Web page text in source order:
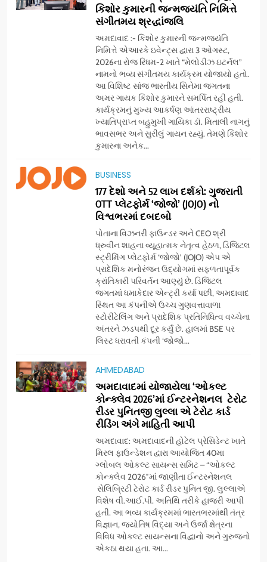
કિશોર કુમારની જન્મજયંતિ નિમિત્તે
સંગીતમય શ્રદ્ધાંજલિ
અમદાવાદ :- કિશોર કુમારની જન્મજયંતિ
નિમિત્તે એઆરકે ઇવેન્ટ્સ દ્વારા 3 ઓગસ્ટ,
2026ના રોજ રિધમ-2 ખાતે “મેલોડીઝ ઇટર્નલ”
નામનો ભવ્ય સંગીતમય કાર્યક્રમ યોજાયો હતો.
આ વિશિષ્ટ સાંજ ભારતીય સિનેમા જગતના
અમર ગાયક કિશોર કુમારને સમર્પિત રહી હતી.
કાર્યક્રમનું મુખ્ય આકર્ષણ આંતરરાષ્ટ્રીય
ખ્યાતિપ્રાપ્ત બહુમુખી ગાયિકા ડૉ. મિતાલી નાગનું
ભાવસભર અને સુરીલું ગાયન રહ્યું. તેમણે કિશોર
કુમારના અનેક...
BUSINESS
177 દેશો અને 52 લાખ દર્શકો: ગુજરાતી
OTT પ્લેટફોર્મ ‘જોજો’ (JOJO) નો
વિશ્વભરમાં દબદબો
પોતાના વિઝનરી ફાઉન્ડર અને CEO શ્રી
ધ્રુવીન શાહના વ્યૂહાત્મક નેતૃત્વ હેઠળ, ડિજિટલ
સ્ટ્રીમિંગ પ્લેટફોર્મ ‘જોજો’ (JOJO) એપ એ
પ્રાદેશિક મનોરંજન ઉદ્યોગમાં સફળતાપૂર્વક
ક્રાંતિકારી પરિવર્તન આણ્યું છે. ડિજિટલ
જગતમાં ધમાકેદાર એન્ટ્રી કર્યા પછી, અમદાવાદ
સ્થિત આ કંપનીએ ઉચ્ચ ગુણવત્તાવાળા
સ્ટોરીટેલિંગ અને પ્રાદેશિક પ્રતિનિધિત્વ વચ્ચેના
અંતરને ઝડપથી દૂર કર્યું છે. હાલમાં BSE પર
લિસ્ટ ધરાવતી કંપની ‘જોજો...
AHMEDABAD
અમદાવાદમાં યોજાયેલા ‘ઓકલ્ટ
કોન્ક્લેવ 2026’માં ઈન્ટરનેશનલ ટેરોટ
રીડર પુનિતજી લુલ્લા એ ટેરોટ કાર્ડ
રીડિંગ અંગે માહિતી આપી
અમદાવાદ: અમદાવાદની હોટેલ પ્રેસિડેન્ટ ખાતે
મિરલ ફાઉન્ડેશન દ્વારા આયોજિત 40મા
ગ્લોબલ ઓકલ્ટ સાયન્સ સમિટ – “ઓકલ્ટ
કોન્ક્લેવ 2026″માં જાણીતા ઈન્ટરનેશનલ
સેલિબ્રિટી ટેરોટ કાર્ડ રીડર પુનિત જી. લુલ્લાએ
વિશેષ વી.આઈ.પી. અતિથિ તરીકે હાજરી આપી
હતી. આ ભવ્ય કાર્યક્રમમાં ભારતભરમાંથી તંત્ર
વિજ્ઞાન, જ્યોતિષ વિદ્યા અને ઉર્જા ક્ષેત્રના
વિવિધ ઓકલ્ટ સાયન્સના વિદ્વાનો અને ગુરુજનો
એકઠા થયા હતા. આ...
સેમસંગ વિશ્વ યુવા કૌશલ્ય
દિવસની ઉજવણી કરે છે, સેમસંગ
દોસ્ત કૌશલ્ય વિકાસ કાર્યક્રમના
30 ટોચના પ્રતિભાશાળી
વિદ્યાર્થીઓનું સન્માન કરે છે
BUSINESS CSR
આયુદા ઓર્ગેનિક્સ દ્વારા
ગુજરાતના 5 શહેરોમાં રિટેલ સ્ટોર્સ
અને ગીર ગાયના વૈદિક વલોણા ઘી-
દૂધની શુદ્ધ સેવાઓ સાથે વ્યાપક
વિસ્તરણ
BUSINESS
‘ગેટ સેટ ગો’ નું પાવર-પેક્ડ ટ્રેલર
લોન્ચ: 7 ઓગસ્ટે રિલીઝ થઈ રહેલ
મળશે
ENTERTAINMENT
અમદાવાદમાં ભારે વરસાદ વચ્ચે
ફિલ્મ ‘ગેટ સેટ ગો’ની ‘ટીમ
ચિરંજીવી’ માનવતાના કાર્ય માટે
આગળ આવી: ગુલબાઈ ટેકરાના
પ્રભાવિત પરિવારોને ફૂડ પેકેટ્સ
અને પીવાના પાણીનું વિતરણ કર્યું
AHMEDABAD CSR
ડો. મિતાલી નાગ (આર્ક ઇવેન્ટ્સ)
દ્વારા કિશોર કુમારની જન્મજયંતિ
નિમિત્તે સંગીતમય શ્રદ્ધાંજલિ
AHMEDABAD